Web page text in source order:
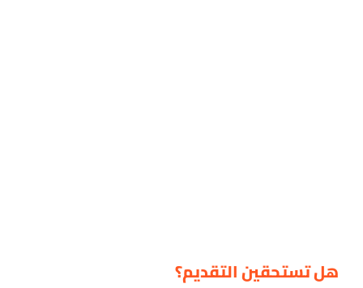
هل تستحقين التقديم؟